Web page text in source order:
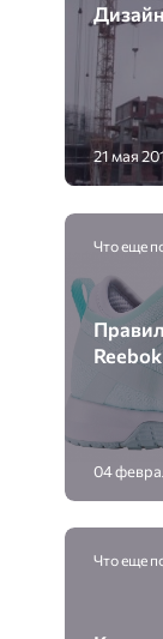
21 мая
Что еще
04
Что еще